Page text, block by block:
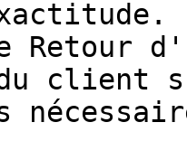
Retour
client